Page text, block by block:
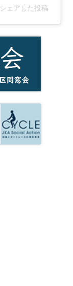
ェアした投稿